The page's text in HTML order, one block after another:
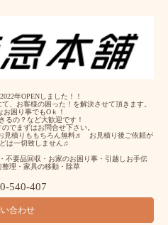
年OPENしました！！
、お客様の困った！を解決させて頂きます。
お困り事でもOｋ！
るの？など大歓迎です！
でまずはお問合せ下さい。
見積りももちろん無料♬ お見積り後ご依頼が
は一切致しません♫
不要品回収・お家のお困り事・引越しお手伝
理・家具の移動・除草
540-407
合わせ